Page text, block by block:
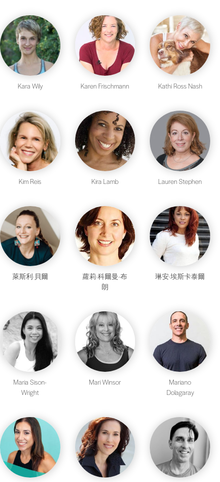
Kara Wily Karen Frischmann Kathi Ross Nash
Kim Reis Kira Lamb Lauren Stephen
萊斯利·貝爾
蘿莉·科爾曼-布
朗
琳安·埃斯卡泰爾
Maria Sison-
Wright
Mari Winsor
Mariano
Dolagaray